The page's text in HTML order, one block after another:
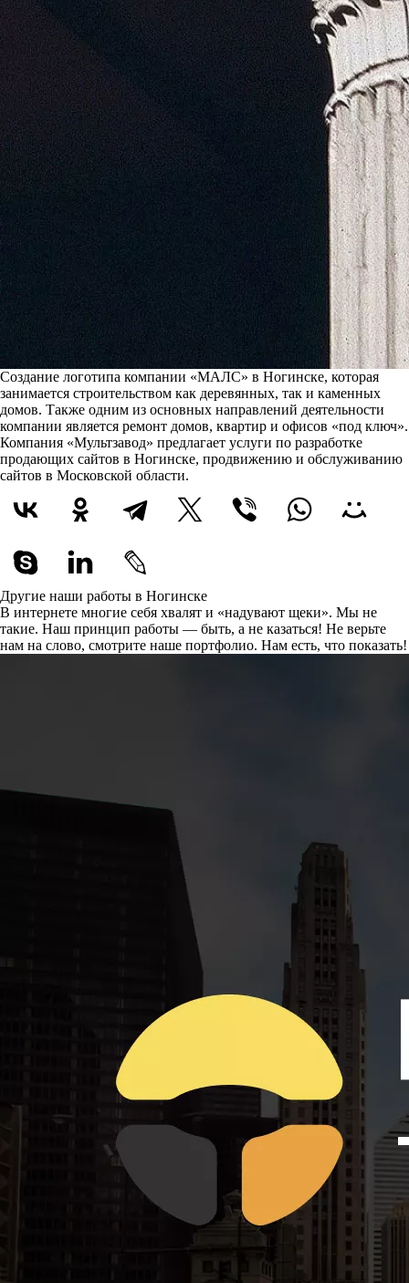
Создание логотипа компании «МАЛС» в Ногинске, которая
занимается строительством как деревянных, так и каменных
домов. Также одним из основных направлений деятельности
компании является ремонт домов, квартир и офисов «под ключ».
Компания «Мультзавод» предлагает услуги по разработке
продающих сайтов в Ногинске, продвижению и обслуживанию
сайтов в Московской области.
Другие наши работы в Ногинске
В интернете многие себя хвалят и «надувают щеки». Мы не
такие. Наш принцип работы — быть, а не казаться! Не верьте
нам на слово, смотрите наше портфолио. Нам есть, что показать!